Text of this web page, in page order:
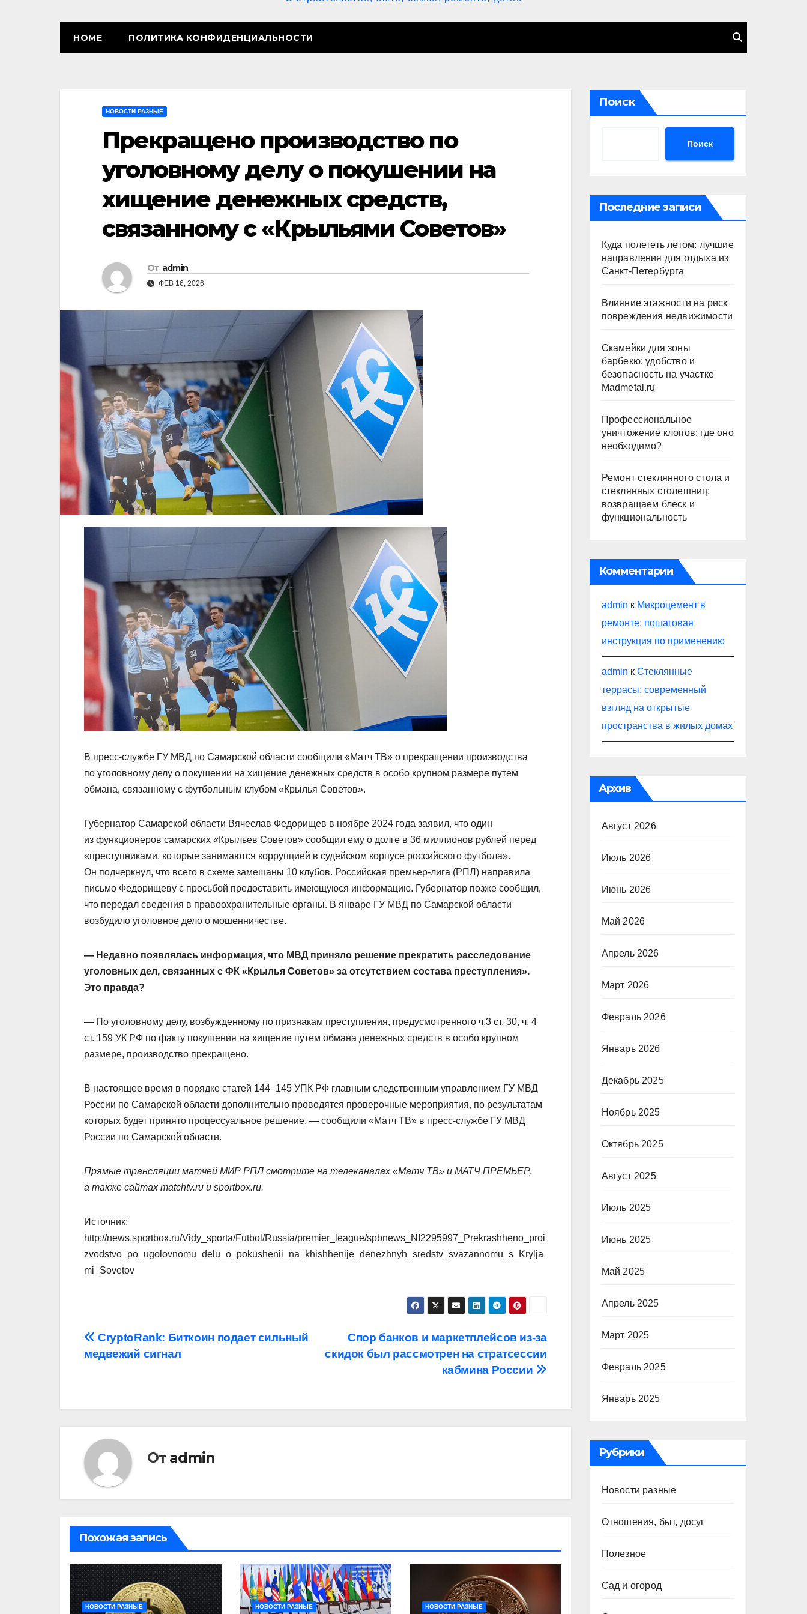
HOME ПОЛИТИКА КОНФИДЕНЦИАЛЬНОСТИ
НОВОСТИ РАЗНЫЕ
Прекращено производство по
уголовному делу о покушении на
хищение денежных средств,
связанному с «Крыльями Советов»
От admin
ФЕВ 16, 2026
В пресс‑службе ГУ МВД по Самарской области сообщили «Матч ТВ» о прекращении производства
по уголовному делу о покушении на хищение денежных средств в особо крупном размере путем
обмана, связанному с футбольным клубом «Крылья Советов».
Губернатор Самарской области Вячеслав Федорищев в ноябре 2024 года заявил, что один
из функционеров самарских «Крыльев Советов» сообщил ему о долге в 36 миллионов рублей перед
«преступниками, которые занимаются коррупцией в судейском корпусе российского футбола».
Он подчеркнул, что всего в схеме замешаны 10 клубов. Российская премьер‑лига (РПЛ) направила
письмо Федорищеву с просьбой предоставить имеющуюся информацию. Губернатор позже сообщил,
что передал сведения в правоохранительные органы. В январе ГУ МВД по Самарской области
возбудило уголовное дело о мошенничестве.
— Недавно появлялась информация, что МВД приняло решение прекратить расследование
уголовных дел, связанных с ФК «Крылья Советов» за отсутствием состава преступления».
Это правда?
— По уголовному делу, возбужденному по признакам преступления, предусмотренного ч.3 ст. 30, ч. 4
ст. 159 УК РФ по факту покушения на хищение путем обмана денежных средств в особо крупном
размере, производство прекращено.
В настоящее время в порядке статей 144–145 УПК РФ главным следственным управлением ГУ МВД
России по Самарской области дополнительно проводятся проверочные мероприятия, по результатам
которых будет принято процессуальное решение, — сообщили «Матч ТВ» в пресс‑службе ГУ МВД
России по Самарской области.
Прямые трансляции матчей МИР РПЛ смотрите на телеканалах «Матч ТВ» и МАТЧ ПРЕМЬЕР,
а также сайтах matchtv.ru и sportbox.ru.
Источник:
http://news.sportbox.ru/Vidy_sporta/Futbol/Russia/premier_league/spbnews_NI2295997_Prekrashheno_proi
zvodstvo_po_ugolovnomu_delu_o_pokushenii_na_khishhenije_denezhnyh_sredstv_svazannomu_s_Krylja
mi_Sovetov
Навигация
по
Спор банков и маркетплейсов из-за
скидок был рассмотрен на стратсессии
кабмина России
CryptoRank: Биткоин подает сильный
медвежий сигнал
От admin
Похожая запись
НОВОСТИ РАЗНЫЕ НОВОСТИ РАЗНЫЕ НОВОСТИ РАЗНЫЕ
Поиск
Поиск
Последние записи
Куда полететь летом: лучшие
направления для отдыха из
Санкт-Петербурга
Влияние этажности на риск
повреждения недвижимости
Скамейки для зоны
барбекю: удобство и
безопасность на участке
Madmetal.ru
Профессиональное
уничтожение клопов: где оно
необходимо?
Ремонт стеклянного стола и
стеклянных столешниц:
возвращаем блеск и
функциональность
Комментарии
admin к Микроцемент в
ремонте: пошаговая
инструкция по применению
admin к Стеклянные
террасы: современный
взгляд на открытые
пространства в жилых домах
Архив
Август 2026
Июль 2026
Июнь 2026
Май 2026
Апрель 2026
Март 2026
Февраль 2026
Январь 2026
Декабрь 2025
Ноябрь 2025
Октябрь 2025
Август 2025
Июль 2025
Июнь 2025
Май 2025
Апрель 2025
Март 2025
Февраль 2025
Январь 2025
Рубрики
Новости разные
Отношения, быт, досуг
Полезное
Сад и огород